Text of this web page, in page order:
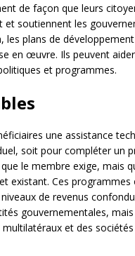
de façon que leurs
soutiennent les
plans de
en œuvre. Ils peuvent
et programmes.
une assistance
soit pour compléter un
le membre exige, mais
existant. Ces programmes
de revenus
gouvernementales,
et des sociétés